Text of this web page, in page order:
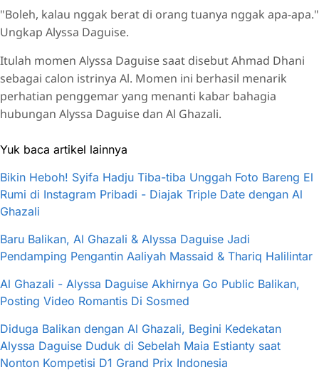
"Boleh, kalau nggak berat di orang tuanya nggak apa-apa."
Ungkap Alyssa Daguise.
Itulah momen Alyssa Daguise saat disebut Ahmad Dhani
sebagai calon istrinya Al. Momen ini berhasil menarik
perhatian penggemar yang menanti kabar bahagia
hubungan Alyssa Daguise dan Al Ghazali.
Yuk baca artikel lainnya
Bikin Heboh! Syifa Hadju Tiba-tiba Unggah Foto Bareng El
Rumi di Instagram Pribadi - Diajak Triple Date dengan Al
Ghazali
Baru Balikan, Al Ghazali & Alyssa Daguise Jadi
Pendamping Pengantin Aaliyah Massaid & Thariq Halilintar
Al Ghazali - Alyssa Daguise Akhirnya Go Public Balikan,
Posting Video Romantis Di Sosmed
Diduga Balikan dengan Al Ghazali, Begini Kedekatan
Alyssa Daguise Duduk di Sebelah Maia Estianty saat
Nonton Kompetisi D1 Grand Prix Indonesia